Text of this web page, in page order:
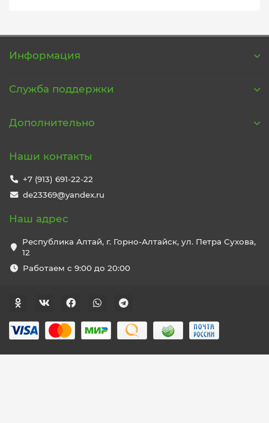
Информация
Служба поддержки
Дополнительно
Наши контакты
+7 (913) 691-22-22
de23369@yandex.ru
Наш адрес
Республика Алтай, г. Горно-Алтайск, ул. Петра Сухова,
12
Работаем с 9:00 до 20:00